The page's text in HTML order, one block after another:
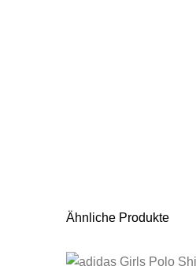
Ähnliche Produkte